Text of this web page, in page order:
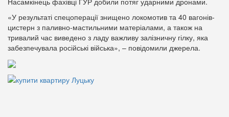
«У результаті спецоперації знищено локомотив та 40 вагонів-
цистерн з паливно-мастильними матеріалами, а також на
тривалий час виведено з ладу важливу залізничну гілку, яка
забезпечувала російські війська», – повідомили джерела.